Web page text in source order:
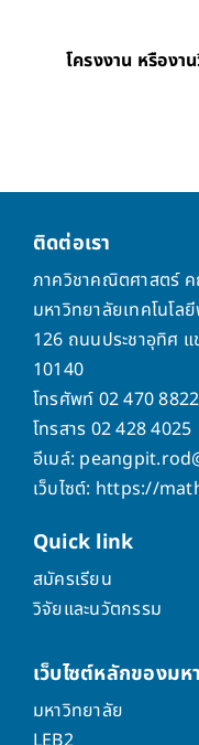
โครงงาน หรืองา
ติดต่อเรา
ภาควิชาคณิตศาสตร์
มหาวิทยาลัยเทคโนโล
126 ถนนประชาอุทิศ
10140
โทรศัพท์ 02 470
โทรสาร 02 428 4025
อีเมล์:
เว็บไซต์: https://
Quick link
สมัครเรียน
วิจัยและนวัตกรรม
เว็บไซต์หลักของมห
มหาวิทยาลัย